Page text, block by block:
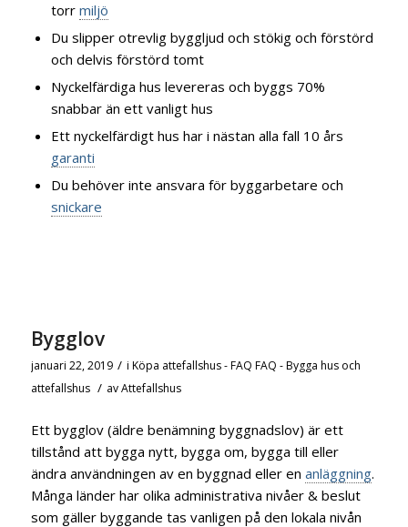
torr miljö
Du slipper otrevlig byggljud och stökig och förstörd
och delvis förstörd tomt
Nyckelfärdiga hus levereras och byggs 70%
snabbar än ett vanligt hus
Ett nyckelfärdigt hus har i nästan alla fall 10 års
garanti
Du behöver inte ansvara för byggarbetare och
snickare
Bygglov
januari 22, 2019 / i Köpa attefallshus - FAQ FAQ - Bygga hus och
attefallshus / avAttefallshus
Ett bygglov (äldre benämning byggnadslov) är ett
tillstånd att bygga nytt, bygga om, bygga till eller
ändra användningen av en byggnad eller en anläggning.
Många länder har olika administrativa nivåer & beslut
som gäller byggande tas vanligen på den lokala nivån